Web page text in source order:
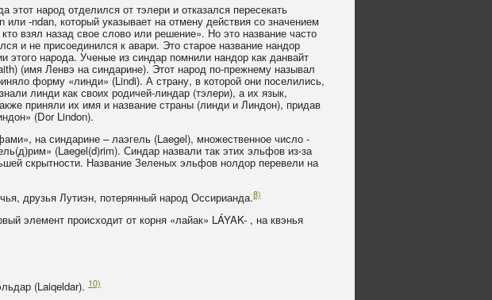
народ отделился от тэлери и отказался пересекать
-ndan, который указывает на отмену действия со значением
взял назад свое слово или решение». Но это название часто
и не присоединился к авари. Это старое название нандор
этого народа. Ученые из синдар помнили нандор как данвайт
(имя Ленвэ на синдарине). Этот народ по-прежнему называл
форму «линди» (Lindi). А страну, в которой они поселились,
линди как своих родичей-линдар (тэлери), а их язык,
приняли их имя и название страны (линди и Линдон), придав
(Dor Lindon).
на синдарине – лаэгель (Laegel), множественное число -
(Laegel(d)rim). Синдар назвали так этих эльфов из-за
скрытности. Название Зеленых эльфов нолдор перевели на
друзья Лутиэн, потерянный народ Оссирианда.8)
элемент происходит от корня «лайак» LÁYAK- , на квэнья
(Laiqeldar). 10)